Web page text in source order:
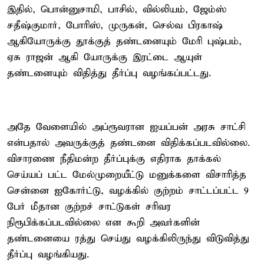
இதில், பொன்னுசாமி, பாசில், வில்லியம், ஜேம்ஸ்
சதீஷ்குமார், போரிஸ், முருகன், செல்வ பிரகாஷ்
ஆகியோருக்கு தூக்குத் தண்டனையும் மேரி புஷ்பம்,
ஏசு ராஜன் ஆகி யோருக்கு இரட்டை ஆயுள்
தண்டனையும் விதித்து தீர்ப்பு வழங்கப்பட்டது.
அதே வேளையில் அப்ரூவரான ஐயப்பன் அரசு சாட்சி
என்பதால் அவருக்குத் தண்டனை விதிக்கப்படவில்லை.
விசாரணை நீதிமன்ற தீர்ப்புக்கு எதிராக தாக்கல்
செய்யப் பட்ட மேல்முறையீட்டு மனுக்களை விசாரித்த
சென்னை ஐகோர்ட்டு, வழக்கில் குற்றம் சாட்டப்பட்ட 9
பேர் மீதான குற்றச் சாட்டுகள் சரிவர
நிரூபிக்கப்படவில்லை என கூறி அவர்களின்
தண்டனையை ரத்து செய்து வழக்கிலிருந்து விடுவித்து
தீர்ப்பு வழங்கியது.